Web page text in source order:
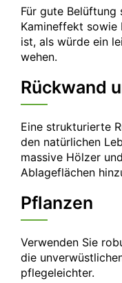
Für gute Belüftung
Kamineffekt sowie
ist, als würde ein
wehen.
Rückwand
Eine strukturierte
den natürlichen
massive Hölzer
Ablageflächen
Pflanzen
Verwenden Sie
die
pflegeleichter.